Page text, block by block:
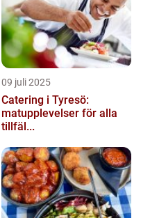
09 juli 2025
Catering i Tyresö:
matupplevelser för alla
tillfäl...